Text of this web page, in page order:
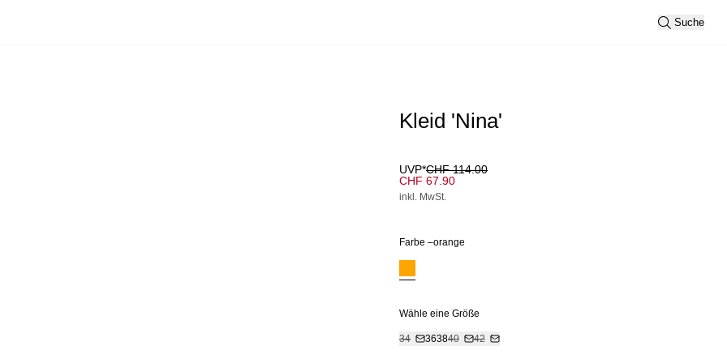
Suche
Kleid 'Nina'
UVP*CHF 114.00
CHF 67.90
inkl. MwSt.
Farbe –orange
Wähle eine Größe
34 363840 42